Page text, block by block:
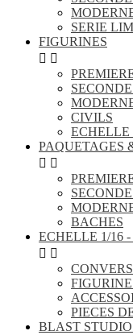
SERIE
FIGURINES
 
CIVILS
ECHELLE
PAQUETAGES
 
BACHES
ECHELLE 1/16
 
PIECES
BLAST